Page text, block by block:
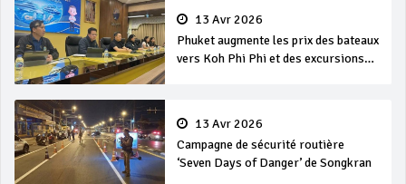
13 Avr 2026
Phuket augmente les prix des bateaux
vers Koh Phi Phi et des excursions
13 Avr 2026
Campagne de sécurité routière
‘Seven Days of Danger’ de Songkran